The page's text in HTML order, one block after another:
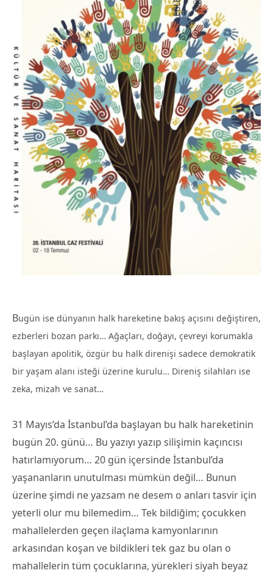
Bugün ise dünyanın halk hareketine bakış açısını değiştiren,
ezberleri bozan parkı… Ağaçları, doğayı, çevreyi korumakla
başlayan apolitik, özgür bu halk direnişi sadece demokratik
bir yaşam alanı isteği üzerine kurulu… Direniş silahları ise
zeka, mizah ve sanat…
31 Mayıs’da İstanbul’da başlayan bu halk hareketinin
bugün 20. günü… Bu yazıyı yazıp silişimin kaçıncısı
hatırlamıyorum… 20 gün içersinde İstanbul’da
yaşananların unutulması mümkün değil… Bunun
üzerine şimdi ne yazsam ne desem o anları tasvir için
yeterli olur mu bilemedim… Tek bildiğim; çocukken
mahallelerden geçen ilaçlama kamyonlarının
arkasından koşan ve bildikleri tek gaz bu olan o
mahallelerin tüm çocuklarına, yürekleri siyah beyaz